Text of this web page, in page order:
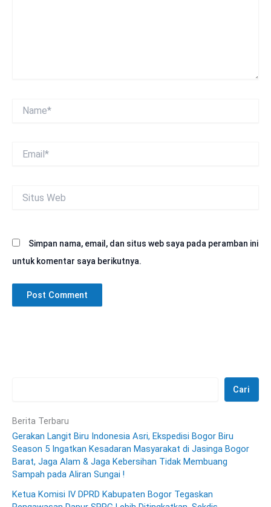
Web
Simpan nama, email, dan situs web saya pada peramban ini
untuk komentar saya berikutnya.
Cari
Berita Terbaru
Gerakan Langit Biru Indonesia Asri, Ekspedisi Bogor Biru
Season 5 Ingatkan Kesadaran Masyarakat di Jasinga Bogor
Barat, Jaga Alam & Jaga Kebersihan Tidak Membuang
Sampah pada Aliran Sungai !
Ketua Komisi IV DPRD Kabupaten Bogor Tegaskan